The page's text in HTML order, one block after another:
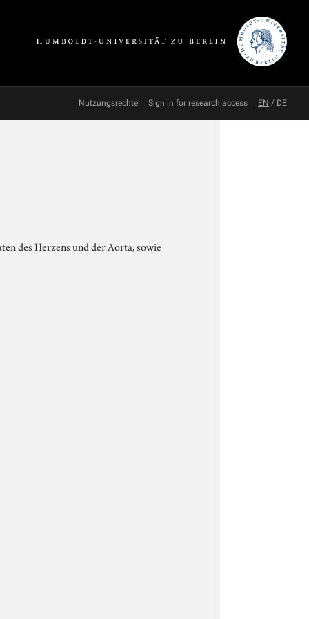
Nutzungsrechte Sign in for research access EN / DE
des Herzens und der Aorta, sowie